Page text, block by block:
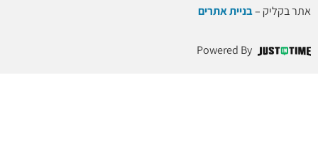
אתר בקליק – בניית אתרים
Powered By